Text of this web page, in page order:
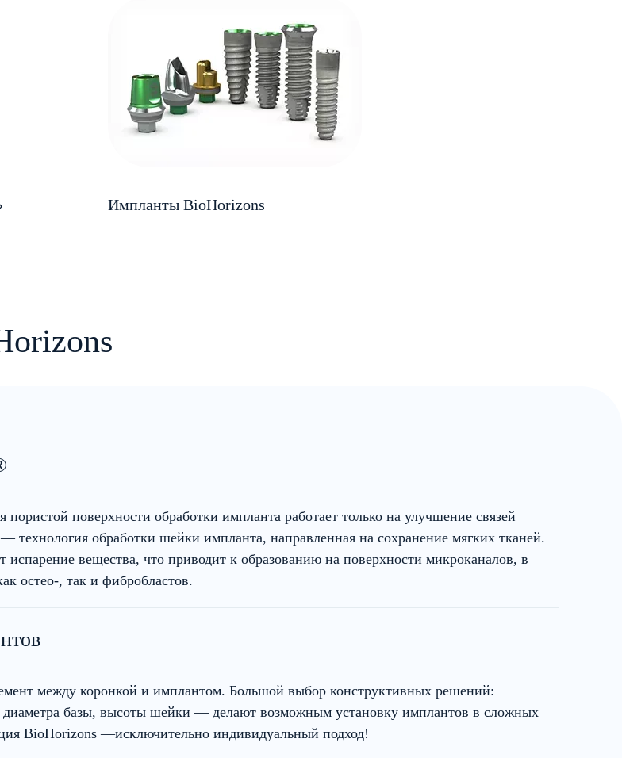
Импланты BioHorizons
пористой поверхности обработки импланта работает только на улучшение связей
обработки шейки импланта, направленная на сохранение мягких тканей.
испарение вещества, что приводит к образованию на поверхности микроканалов, в
остео-, так и фибробластов.
между коронкой и имплантом. Большой выбор конструктивных решений:
диаметра базы, высоты шейки — делают возможным установку имплантов в сложных
BioHorizons —исключительно индивидуальный подход!